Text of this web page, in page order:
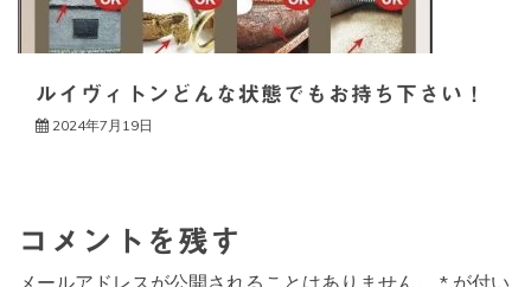
ルイヴィトンどんな状態でもお持ち下さい！
2024年7月19日
コメントを残す
メールアドレスが公開されることはありません。 * が付い